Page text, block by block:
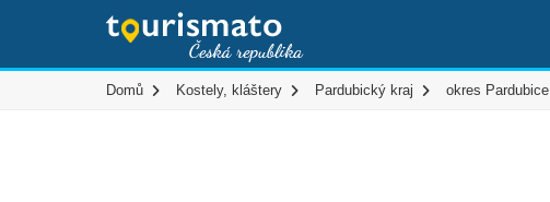
Domů Kostely, kláštery Pardubický kraj okres Pardubice